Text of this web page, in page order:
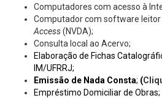
Computadores com acesso à
Computadorcom software leitor
Access(NVDA);
Consulta local ao Acervo;
Elaboração de Fichas
IM/UFRRJ;
Emissão de Nada Consta; (
Empréstimo Domiciliar de Obras;